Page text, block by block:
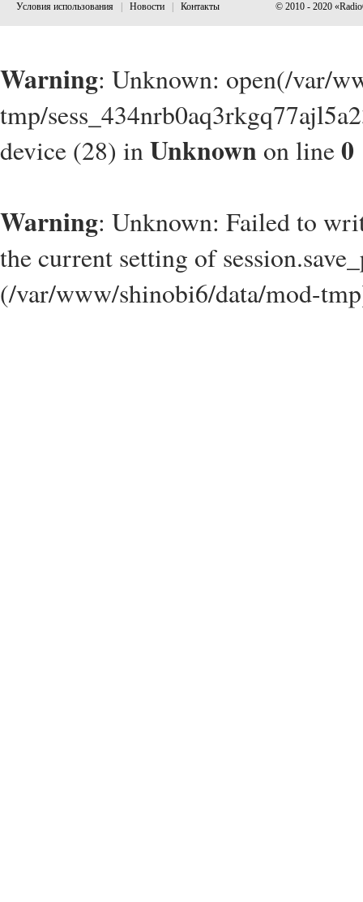
Условия использования Новости Контакты © 2010 - 2020
Warning: Unknown: open(/var/
tmp/
device (28) inUnknown on line0
Warning: Unknown: Failed to
the current setting of
(/var/www/shinobi6/data/mod-